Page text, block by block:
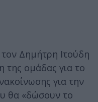
Δημήτρη Ιτούδη
της ομάδας για το
για την
θα «δώσουν το